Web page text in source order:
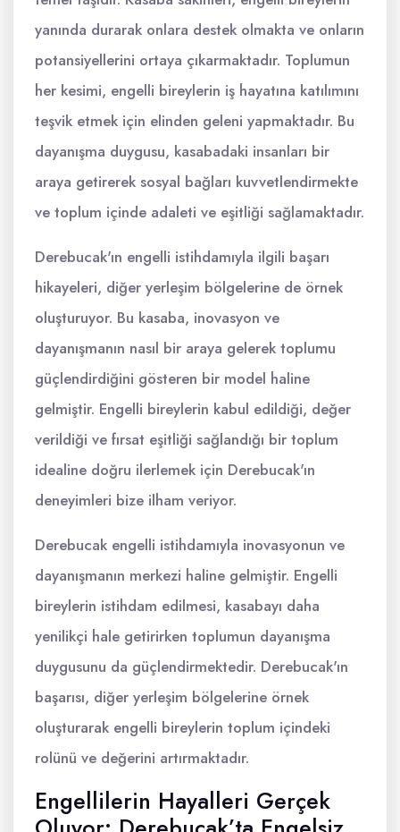
yanında durarak onlara destek olmakta ve onların
potansiyellerini ortaya çıkarmaktadır. Toplumun
her kesimi, engelli bireylerin iş hayatına katılımını
teşvik etmek için elinden geleni yapmaktadır. Bu
dayanışma duygusu, kasabadaki insanları bir
araya getirerek sosyal bağları kuvvetlendirmekte
ve toplum içinde adaleti ve eşitliği sağlamaktadır.
Derebucak'ın engelli istihdamıyla ilgili başarı
hikayeleri, diğer yerleşim bölgelerine de örnek
oluşturuyor. Bu kasaba, inovasyon ve
dayanışmanın nasıl bir araya gelerek toplumu
güçlendirdiğini gösteren bir model haline
gelmiştir. Engelli bireylerin kabul edildiği, değer
verildiği ve fırsat eşitliği sağlandığı bir toplum
idealine doğru ilerlemek için Derebucak'ın
deneyimleri bize ilham veriyor.
Derebucak engelli istihdamıyla inovasyonun ve
dayanışmanın merkezi haline gelmiştir. Engelli
bireylerin istihdam edilmesi, kasabayı daha
yenilikçi hale getirirken toplumun dayanışma
duygusunu da güçlendirmektedir. Derebucak'ın
başarısı, diğer yerleşim bölgelerine örnek
oluşturarak engelli bireylerin toplum içindeki
rolünü ve değerini artırmaktadır.
Engellilerin Hayalleri Gerçek